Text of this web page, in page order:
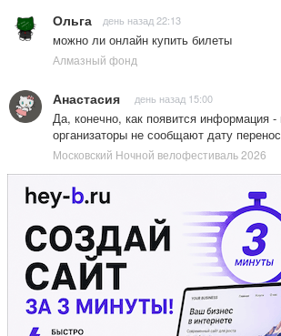
Ольга день назад 22:13
можно ли онлайн купить билеты
Алмазный фонд
Анастасия день назад 15:00
Да, конечно, как появится информация
организаторы не сообщают дату
Московский Ночной велофестиваль 2026